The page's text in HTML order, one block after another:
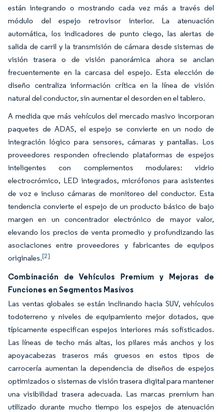
están integrando o mostrando cada vez más a través del
módulo del espejo retrovisor interior. La atenuación
automática, los indicadores de punto ciego, las alertas de
salida de carril y la transmisión de cámara desde sistemas de
visión trasera o de visión panorámica ahora se anclan
frecuentemente en la carcasa del espejo. Esta elección de
diseño centraliza información crítica en la línea de visión
natural del conductor, sin aumentar el desorden en el tablero.
A medida que más vehículos del mercado masivo incorporan
paquetes de ADAS, el espejo se convierte en un nodo de
integración lógico para sensores, cámaras y pantallas. Los
proveedores responden ofreciendo plataformas de espejos
inteligentes con complementos modulares: vidrio
electrocrómico, LED integrados, micrófonos para asistentes
de voz e incluso cámaras de monitoreo del conductor. Esta
tendencia convierte el espejo de un producto básico de bajo
margen en un concentrador electrónico de mayor valor,
elevando los precios de venta promedio y profundizando las
asociaciones entre proveedores y fabricantes de equipos
originales.[2]
Combinación de Vehículos Premium y Mejoras de
Funciones en Segmentos Masivos
Las ventas globales se están inclinando hacia SUV, vehículos
todoterreno y niveles de equipamiento mejor dotados, que
típicamente especifican espejos interiores más sofisticados.
Las líneas de techo más altas, los pilares más anchos y los
apoyacabezas traseros más gruesos en estos tipos de
carrocería aumentan la dependencia de diseños de espejos
optimizados o sistemas de visión trasera digital para mantener
una visibilidad trasera adecuada. Las marcas premium han
utilizado durante mucho tiempo los espejos de atenuación